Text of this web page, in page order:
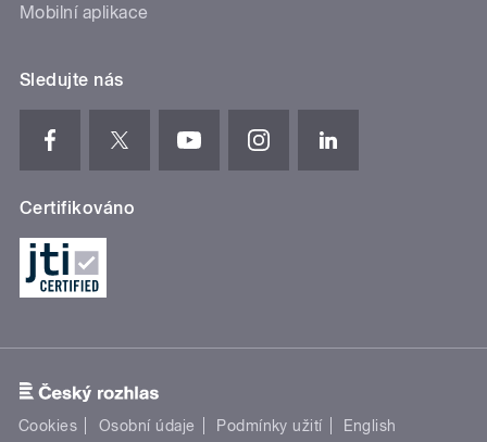
Mobilní aplikace
Sledujte nás
Certifikováno
Cookies Osobní údaje Podmínky užití English